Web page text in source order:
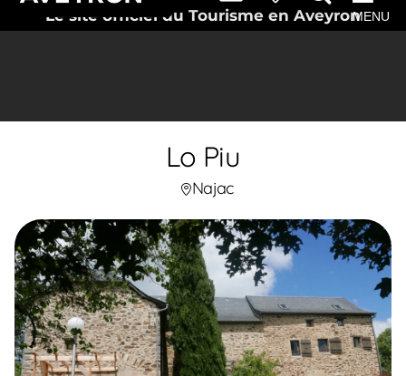
Le site officiel du Tourisme en AveyronMENU
Lo Piu
Najac